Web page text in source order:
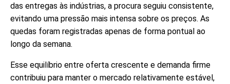
das entregas às indústrias, a procura seguiu consistente,
evitando uma pressão mais intensa sobre os preços. As
quedas foram registradas apenas de forma pontual ao
longo da semana.
Esse equilíbrio entre oferta crescente e demanda firme
contribuiu para manter o mercado relativamente estável,